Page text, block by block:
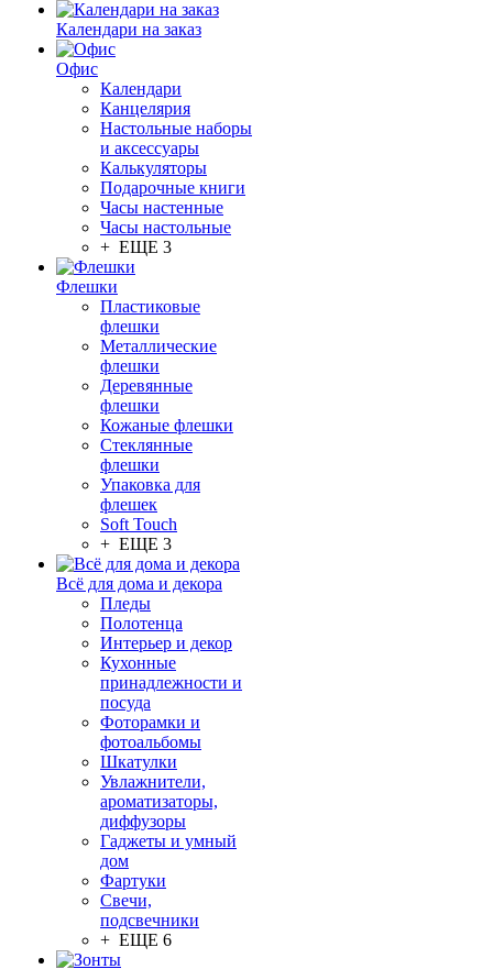
Календари на заказ
Офис
Календари
Канцелярия
Настольные наборы
и аксессуары
Калькуляторы
Подарочные книги
Часы настенные
Часы настольные
+ ЕЩЕ 3
Флешки
Пластиковые
флешки
Металлические
флешки
Деревянные
флешки
Кожаные флешки
Стеклянные
флешки
Упаковка для
флешек
Soft Touch
+ ЕЩЕ 3
Всё для дома и декора
Пледы
Полотенца
Интерьер и декор
Кухонные
принадлежности и
посуда
Фоторамки и
фотоальбомы
Шкатулки
Увлажнители,
ароматизаторы,
диффузоры
Гаджеты и умный
дом
Фартуки
Свечи,
подсвечники
+ ЕЩЕ 6